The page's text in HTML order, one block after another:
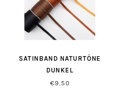
SATINBAND NATURTÖNE
DUNKEL
€9,50